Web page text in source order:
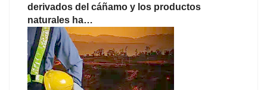
derivados del cáñamo y los productos
naturales ha…